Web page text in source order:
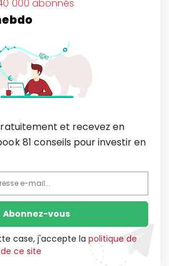
000 abonnés
et recevez en
81 conseils pour investir en
case, j'accepte la politique de
ce site